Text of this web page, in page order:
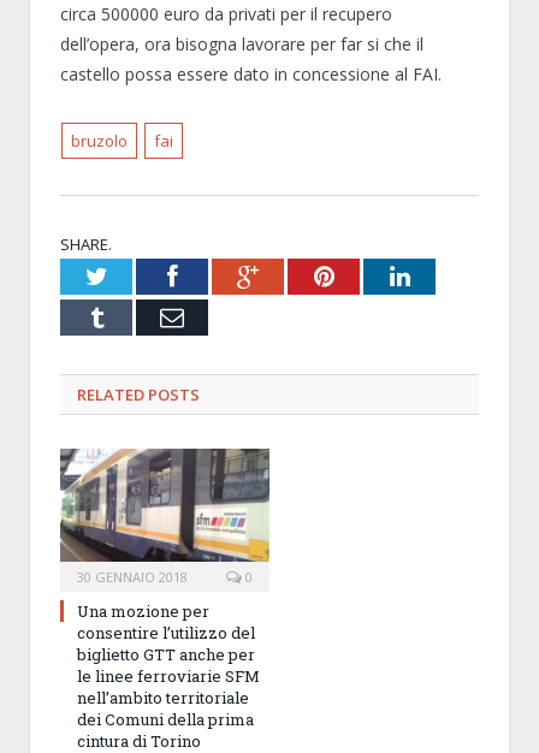
circa 500000 euro da privati per il recupero
dell’opera, ora bisogna lavorare per far si che il
castello possa essere dato in concessione al FAI.
bruzolo fai
SHARE.
TwitterFacebookGoogle+PinterestLinkedIn
Tumblr Email
RELATED POSTS
30 GENNAIO 2018 0
Una mozione per
consentire l’utilizzo del
biglietto GTT anche per
le linee ferroviarie SFM
nell’ambito territoriale
dei Comuni della prima
cintura di Torino